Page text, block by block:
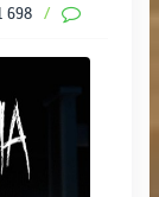
698 /